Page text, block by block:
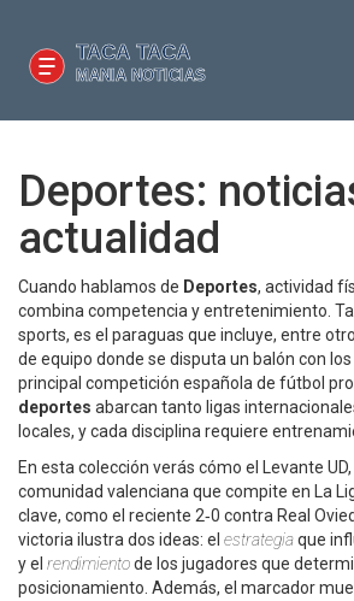
Deportes:
actualidad
Cuando hablamos de Deportes, actividad
combina competencia y entretenimiento .
sports, es el paraguas que incluye, entre
de equipo donde se disputa un balón con los
principal competición española de fútbol
deportes abarcan tanto ligas
locales, y cada disciplina requiere
En esta colección verás cómo el
Levante UD,
comunidad valenciana que compite en La
clave, como el reciente 2‑0 contra Real
victoria ilustra dos ideas: el estrategiaque
y el rendimientode los jugadores que
posicionamiento. Además, el marcador